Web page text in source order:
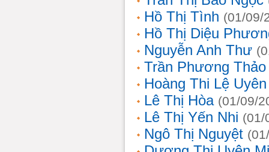
Hồ Thị Tình (01/09/
Hồ Thị Diệu
Nguyễn Anh Thư
Trần Phương Thảo
Hoàng Thi Lệ Uyên
Lê Thị Hòa (01/09/
Lê Thị Yến Nhi (01/
Ngô Thị Nguyệt